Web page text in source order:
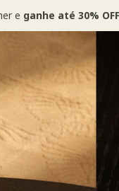
e ganhe até 30%